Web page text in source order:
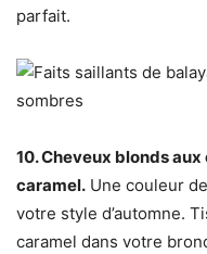
parfait.
10. Cheveux blonds
caramel. Une couleur
votre style d’automne.
caramel dans votre